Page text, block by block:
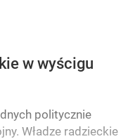
w wyścigu
politycznie
Władze radzieckie